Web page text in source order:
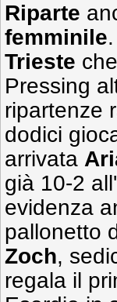
Riparte
femminile
Trieste
Pressing
ripartenze
dodici
arrivata
già 10-2
evidenza
pallonetto
Zoch,
regala il